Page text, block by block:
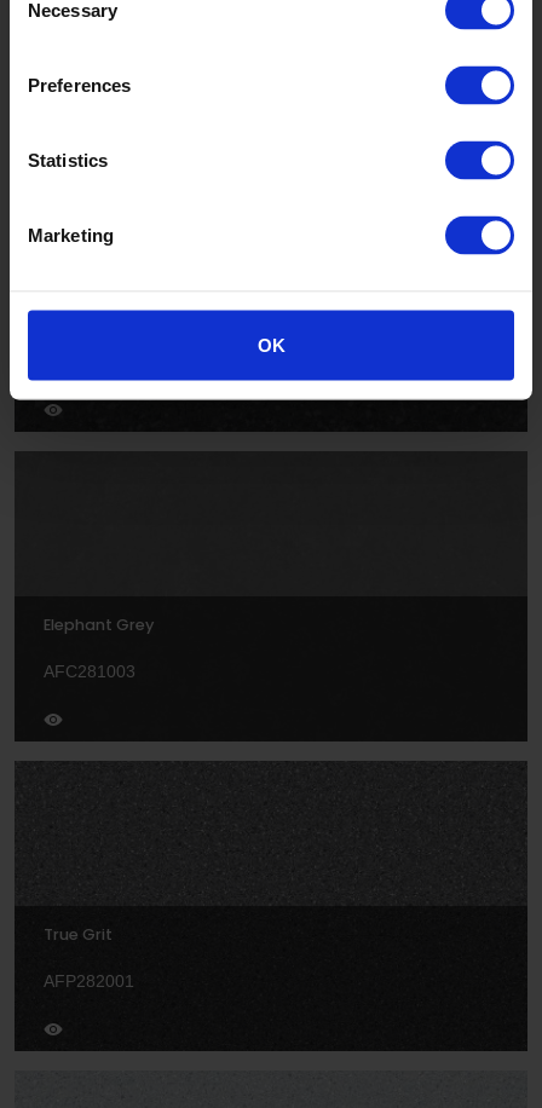
Selection
Necessary
Preferences
Statistics
Marketing
OK
Venice
Rome
Elephant Grey
AFC281003
True Grit
AFP282001